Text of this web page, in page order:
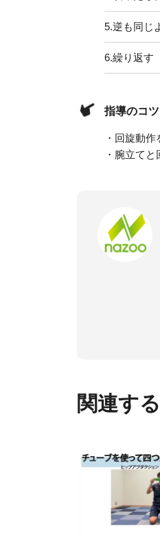
5.逆も同じ
6.繰り返す
指導のコ
・回旋動
・腕立て
関連す